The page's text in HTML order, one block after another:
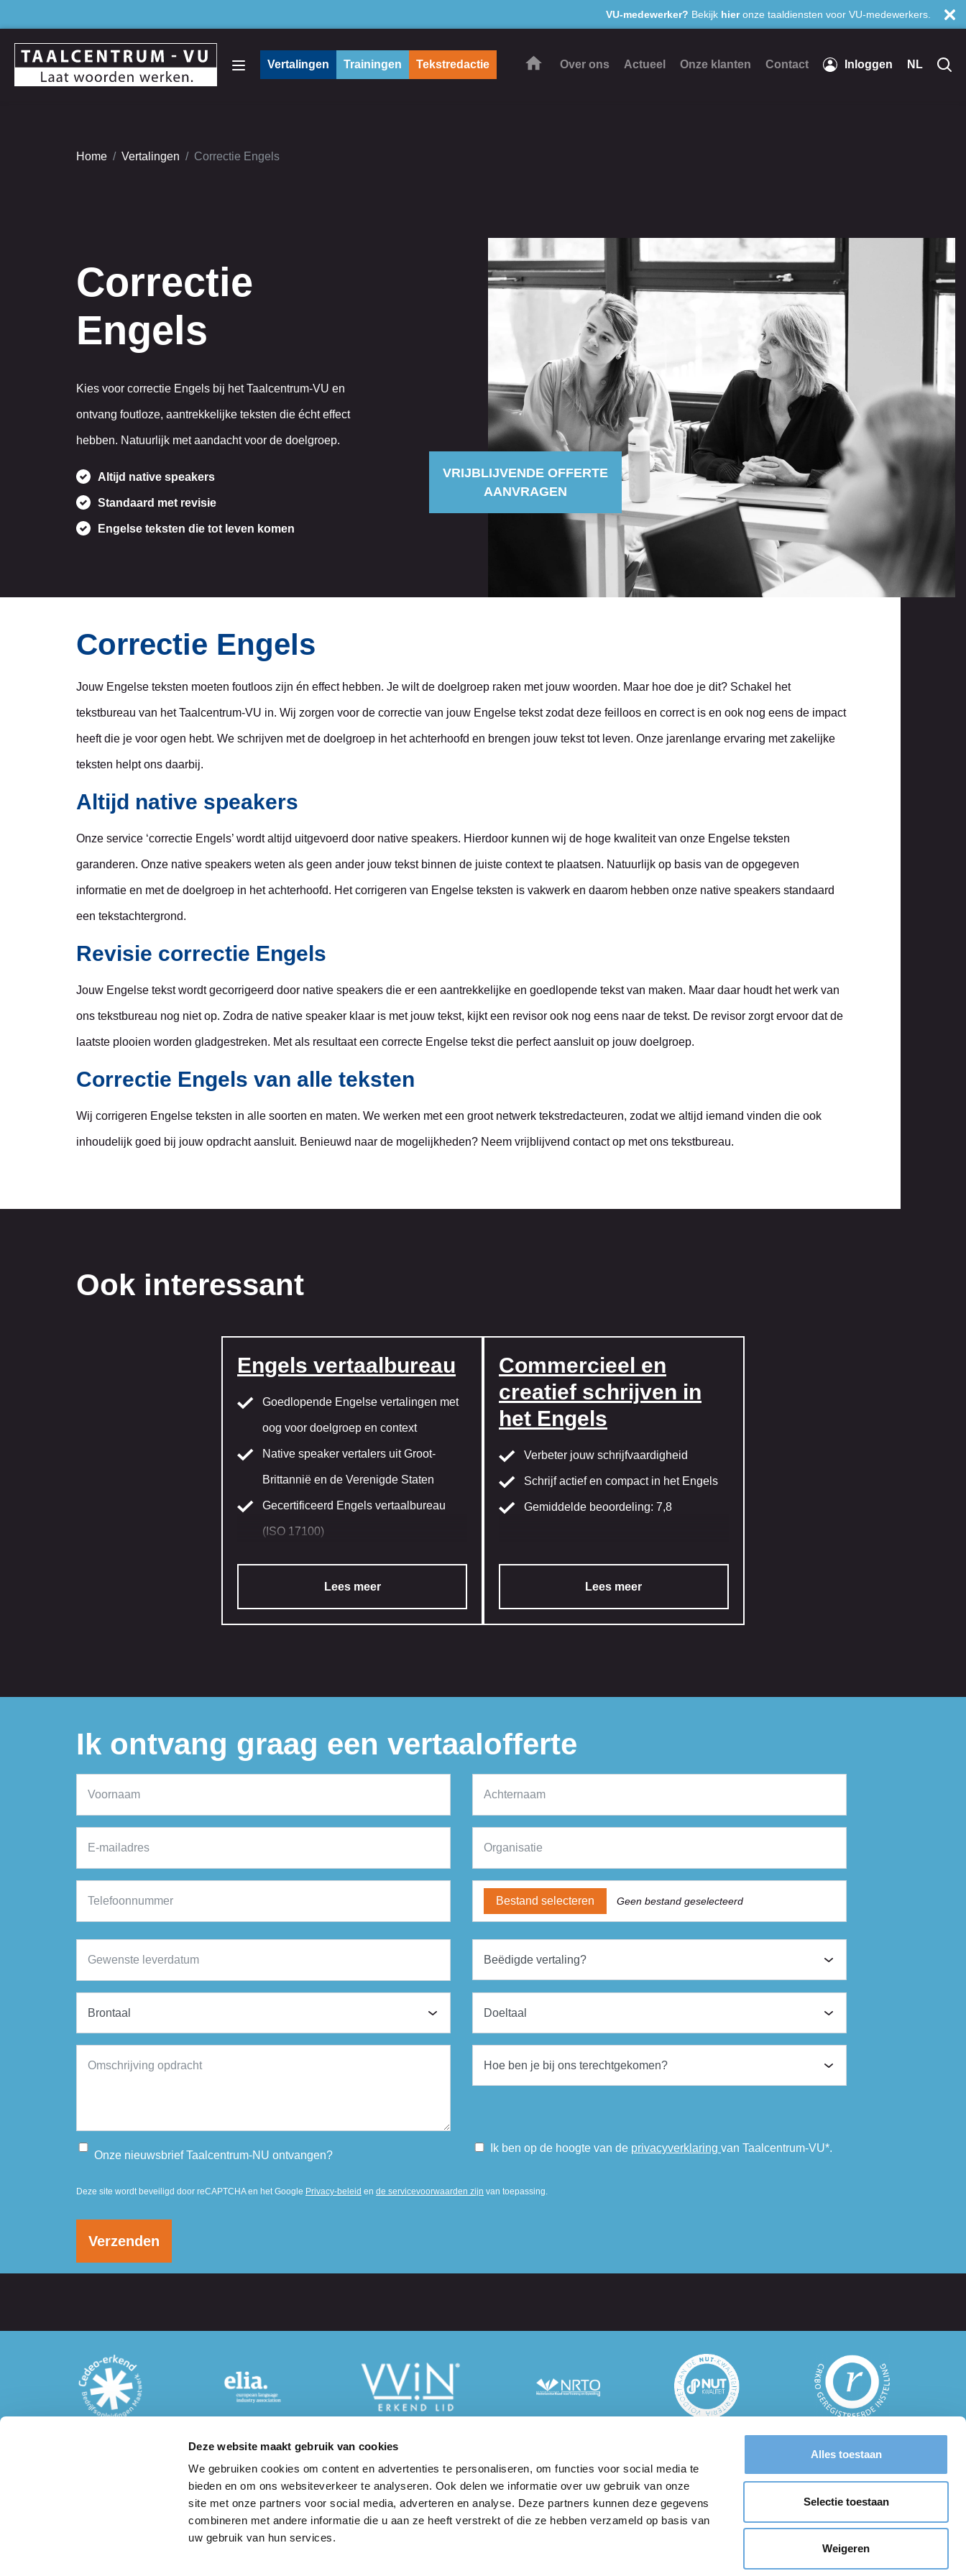
Deze website maakt gebruik van cookies
We gebruiken cookies om content en advertenties te personaliseren, om functies voor social media te
bieden en om ons websiteverkeer te analyseren. Ook delen we informatie over uw gebruik van onze
site met onze partners voor social media, adverteren en analyse. Deze partners kunnen deze gegevens
combineren met andere informatie die u aan ze heeft verstrekt of die ze hebben verzameld op basis van
uw gebruik van hun services.
Alles toestaan
Selectie toestaan
Weigeren
VU-medewerker? Bekijk hieronze taaldiensten voor VU-medewerkers.
Inloggen
Vertalingen Trainingen Tekstredactie NL
Over ons Actueel Onze klanten Contact
Home Vertalingen Correctie Engels
Correctie
Engels
Kies voor correctie Engels bij het Taalcentrum-VU en
ontvang foutloze, aantrekkelijke teksten die écht effect
hebben. Natuurlijk met aandacht voor de doelgroep.
Altijd native speakers
Standaard met revisie
Engelse teksten die tot leven komen
VRIJBLIJVENDE OFFERTE
AANVRAGEN
Correctie Engels
Jouw Engelse teksten moeten foutloos zijn én effect hebben. Je wilt de doelgroep raken met jouw woorden. Maar hoe doe je dit? Schakel het
tekstbureau van het Taalcentrum-VU in. Wij zorgen voor de correctie van jouw Engelse tekst zodat deze feilloos en correct is en ook nog eens de impact
heeft die je voor ogen hebt. We schrijven met de doelgroep in het achterhoofd en brengen jouw tekst tot leven. Onze jarenlange ervaring met zakelijke
teksten helpt ons daarbij.
Altijd native speakers
Onze service ‘correctie Engels’ wordt altijd uitgevoerd door native speakers. Hierdoor kunnen wij de hoge kwaliteit van onze Engelse teksten
garanderen. Onze native speakers weten als geen ander jouw tekst binnen de juiste context te plaatsen. Natuurlijk op basis van de opgegeven
informatie en met de doelgroep in het achterhoofd. Het corrigeren van Engelse teksten is vakwerk en daarom hebben onze native speakers standaard
een tekstachtergrond.
Revisie correctie Engels
Jouw Engelse tekst wordt gecorrigeerd door native speakers die er een aantrekkelijke en goedlopende tekst van maken. Maar daar houdt het werk van
ons tekstbureau nog niet op. Zodra de native speaker klaar is met jouw tekst, kijkt een revisor ook nog eens naar de tekst. De revisor zorgt ervoor dat de
laatste plooien worden gladgestreken. Met als resultaat een correcte Engelse tekst die perfect aansluit op jouw doelgroep.
Correctie Engels van alle teksten
Wij corrigeren Engelse teksten in alle soorten en maten. We werken met een groot netwerk tekstredacteuren, zodat we altijd iemand vinden die ook
inhoudelijk goed bij jouw opdracht aansluit. Benieuwd naar de mogelijkheden? Neem vrijblijvend contact op met ons tekstbureau.
Ook interessant
Engels vertaalbureau
Goedlopende Engelse vertalingen met
oog voor doelgroep en context
Native speaker vertalers uit Groot-
Brittannië en de Verenigde Staten
Gecertificeerd Engels vertaalbureau
(ISO 17100)
Lees meer
Commercieel en
creatief schrijven in
het Engels
Verbeter jouw schrijfvaardigheid
Schrijf actief en compact in het Engels
Gemiddelde beoordeling: 7,8
Lees meer
Ik ontvang graag een vertaalofferte
Bestand selecteren Geen bestand geselecteerd
Onze nieuwsbrief Taalcentrum-NU ontvangen?
Ik ben op de hoogte van de privacyverklaring van Taalcentrum-VU*.
Deze site wordt beveiligd door reCAPTCHA en het Google Privacy-beleid en de servicevoorwaarden zijn van toepassing.
Verzenden
Bezoekadres
Taalcentrum-VU
Initium, begane grond
De Boelelaan 1077
Amsterdam
info@taalcentrum-vu.nl
020 - 244 3400